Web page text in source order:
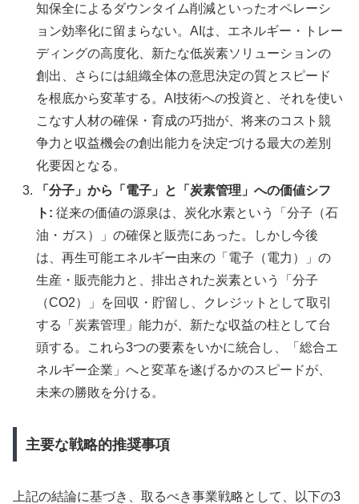
知保全によるダウンタイム削減といったオペレーシ
ョン効率化に留まらない。AIは、エネルギー・トレー
ディングの高度化、新たな低炭素ソリューションの
創出、さらには組織全体の意思決定の質とスピード
を根底から変革する。AI技術への投資と、それを使い
こなす人材の確保・育成の巧拙が、将来のコスト競
争力と収益機会の創出能力を決定づける最大の差別
化要因となる。
「分子」から「電子」と「炭素管理」への価値シフ
ト: 従来の価値の源泉は、炭化水素という「分子（石
油・ガス）」の確保と販売にあった。しかし今後
は、再生可能エネルギー由来の「電子（電力）」の
生産・販売能力と、排出された炭素という「分子
（CO2）」を回収・貯留し、クレジットとして取引
する「炭素管理」能力が、新たな収益の柱として台
頭する。これら3つの要素をいかに統合し、「総合エ
ネルギー企業」へと変革を遂げるかのスピードが、
未来の勝敗を分ける。
主要な戦略的推奨事項
上記の結論に基づき、取るべき事業戦略として、以下の3